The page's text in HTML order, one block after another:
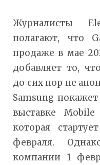
Журналисты
полагают, что
продаже в мае
добавляет то,
до сих пор не
Samsung
выставке Mobile
которая
февраля.
компании 1